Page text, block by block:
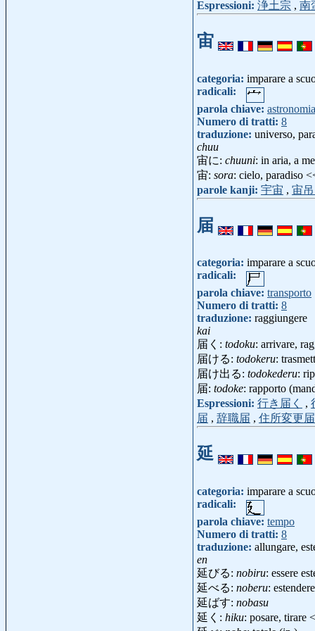
Espressioni: 浄土宗 , 南
宙
categoria: imparare a
radicali:
parola chiave: astronomia
Numero di tratti: 8
traduzione: universo,
chuu
宙に: chuuni: in aria, a
宙: sora: cielo, paradiso
parole kanji: 宇宙 , 宙
届
categoria: imparare a
radicali:
parola chiave: transporto
Numero di tratti: 8
traduzione: raggiungere
kai
届く: todoku: arrivare,
届ける: todokeru:
届け出る: todokederu:
届: todoke: rapporto
Espressioni: 行き届く ,
届 , 辞職届 , 住所変更届
延
categoria: imparare a
radicali:
parola chiave: tempo
Numero di tratti: 8
traduzione: allungare,
en
延びる: nobiru: essere
延べる: noberu:
延ばす: nobasu
延く: hiku: posare, tirare